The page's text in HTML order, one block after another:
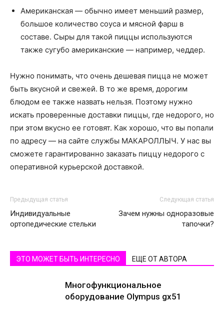
Американская — обычно имеет меньший размер,
большое количество соуса и мясной фарш в
составе. Сыры для такой пиццы используются
также сугубо американские — например, чеддер.
Нужно понимать, что очень дешевая пицца не может
быть вкусной и свежей. В то же время, дорогим
блюдом ее также назвать нельзя. Поэтому нужно
искать проверенные доставки пиццы, где недорого, но
при этом вкусно ее готовят. Как хорошо, что вы попали
по адресу — на сайте службы МАКАРОЛЛЫЧ. У нас вы
сможете гарантированно заказать пиццу недорого с
оперативной курьерской доставкой.
Предыдущая статья
Индивидуальные
ортопедические стельки
Следующая статья
Зачем нужны одноразовые
тапочки?
ЭТО МОЖЕТ БЫТЬ ИНТЕРЕСНО ЕЩЕ ОТ АВТОРА
Многофункциональное
оборудование Olympus gx51